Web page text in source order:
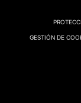
GESTIÓN DE